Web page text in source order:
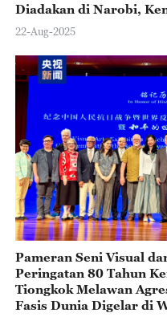
Diadakan di Narobi,
22-Aug-2025
Pameran Seni Visual
Peringatan 80 Tahun
Tiongkok Melawan
Fasis Dunia Digelar di